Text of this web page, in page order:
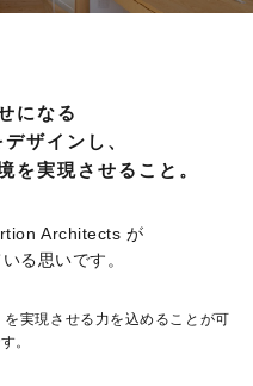
になる
ザインし、
を実現させること。
Architects が
る思いです。
実現させる力を込めることが可
。